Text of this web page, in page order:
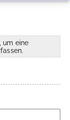
um eine